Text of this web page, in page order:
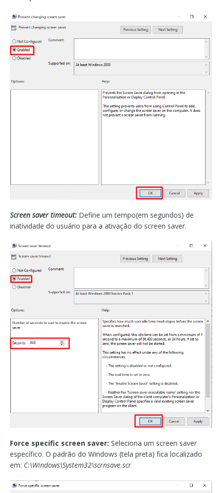
Screen saver timeout: Define um tempo(em segundos) de
inatividade do usuário para a ativação do screen saver.
Force specific screen saver: Seleciona um screen saver
específico. O padrão do Windows (tela preta) fica localizado
em: C:\Windows\System32\scrnsave.scr